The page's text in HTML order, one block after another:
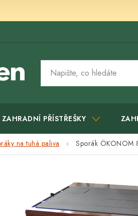
ZAHRADNÍ PŘÍSTŘEŠKY
na tuhá paliva Sporák ÖKONOM